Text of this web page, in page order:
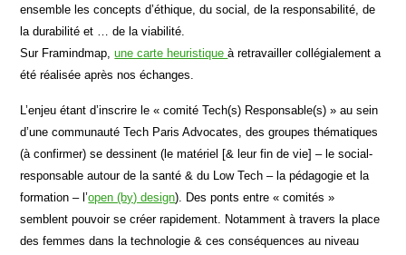
ensemble les concepts d’éthique, du social, de la responsabilité, de
la durabilité et … de la viabilité.
Sur Framindmap,une carte heuristiqueà retravailler collégialement a
été réalisée après nos échanges.
L’enjeu étant d’inscrire le « comité Tech(s) Responsable(s) » au sein
d’une communauté Tech Paris Advocates, des groupes thématiques
(à confirmer) se dessinent (le matériel [& leur fin de vie] – le social-
responsable autour de la santé & du Low Tech – la pédagogie et la
formation – l’open (by) design). Des ponts entre « comités »
semblent pouvoir se créer rapidement. Notamment à travers la place
des femmes dans la technologie & ces conséquences au niveau